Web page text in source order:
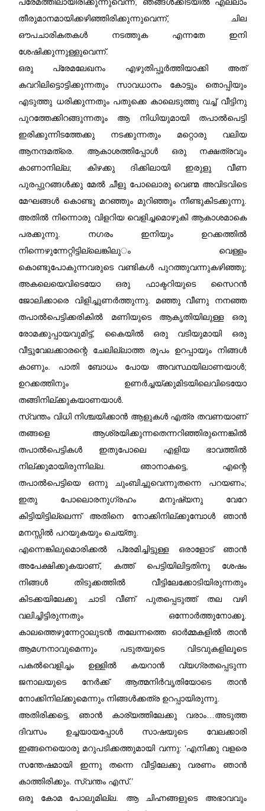
തീരുമാനമായിക്കഴിഞ്ഞിരിക്കുന്നുവെന്ന്, ചില
ഔപചാരികതകൾ നടത്തുക എന്നതേ ഇനി
ശേഷിക്കുന്നുള്ളുവെന്ന്.
ഒരു പ്രേമലേഖനം എഴുതിപ്പൂർത്തിയാക്കി അത്
കവറിലിട്ടൊട്ടിക്കുന്നതും സാവധാനം കോട്ടും തൊപ്പിയും
എടുത്തു ധരിക്കുന്നതും പതുക്കെ കാലെടുത്തു വച്ച് വീട്ടിനു
പുറത്തേക്കിറങ്ങുന്നതും ആ നിധിയുമായി തപാൽപെട്ടി
ഇരിക്കുന്നിടത്തേക്കു നടക്കുന്നതും മറ്റൊരു വലിയ
ആനന്ദമത്രെ. ആകാശത്തിപ്പോൾ ഒരു നക്ഷത്രവും
കാണാനില്ല; കിഴക്കു ദിക്കിലായി ഇരുളു വീണ
പുരപ്പുറങ്ങൾക്കു മേൽ ചീളു പോലൊരു വെണ്മ അവിടവിടെ
മേഘങ്ങൾ കൊണ്ടു മറഞ്ഞും മുറിഞ്ഞും നീണ്ടുകിടക്കുന്നു.
അതിൽ നിന്നൊരു വിളറിയ വെളിച്ചമൊഴുകി ആകാശമാകെ
പരക്കുന്നു. നഗരം ഇനിയും ഉറക്കത്തിൽ
നിന്നെഴുന്നേറ്റിട്ടില്ലെങ്കിലും വെള്ളം
കൊണ്ടുപോകുന്നവരുടെ വണ്ടികൾ പുറത്തുവന്നുകഴിഞ്ഞു;
അകലെയെവിടെയോ ഒരു ഫാക്ടറിയുടെ സൈറൻ
ജോലിക്കാരെ വിളിച്ചുണർത്തുന്നു. മഞ്ഞു വീണു നനഞ്ഞ
തപാൽപെട്ടിക്കരികിൽ മണിയുടെ ആകൃതിയിലുള്ള ഒരു
രോമക്കുപ്പായവുമിട്ട്, കൈയിൽ ഒരു വടിയുമായി ഒരു
വീട്ടുവേലക്കാരന്റെ ചേലില്ലാത്ത രൂപം ഉറപ്പായും നിങ്ങൾ
കാണും. പാതി ബോധം പോയ അവസ്ഥയിലാണയാൾ;
ഉറക്കത്തിനും ഉണർച്ചയ്ക്കുമിടയിലെവിടെയോ
തങ്ങിനില്ക്കുകയാണയാൾ.
സ്വന്തം വിധി നിശ്ചയിക്കാൻ ആളുകൾ എത്ര തവണയാണ്‌
തങ്ങളെ ആശ്രയിക്കുന്നതെന്നറിഞ്ഞിരുന്നെങ്കിൽ
തപാൽപെട്ടികൾ ഇതുപോലെ എളിയ ഭാവത്തിൽ
നില്ക്കുമായിരുന്നില്ല. ഞാനാകട്ടെ, എന്റെ
തപാൽപെട്ടിയെ ഒന്നു ചുംബിച്ചുവെന്നുതന്നെ പറയണം;
ഇതു പോലൊരനുഗ്രഹം മനുഷ്യനു വേറേ
കിട്ടിയിട്ടില്ലെന്ന് അതിനെ നോക്കിനില്ക്കുമ്പോൾ ഞാൻ
മനസ്സിൽ പറയുകയും ചെയ്തു.
എന്നെങ്കിലുമൊരിക്കൽ പ്രേമിച്ചിട്ടുള്ള ഒരാളോട് ഞാൻ
അപേക്ഷിക്കുകയാണ്‌, കത്ത് പെട്ടിയിലിട്ടതിനു ശേഷം
നിങ്ങൾ തിടുക്കത്തിൽ വീട്ടിലേക്കോടിയിരുന്നതും
കിടക്കയിലേക്കു ചാടി വീണ്‌ പുതപ്പെടുത്ത് തല വഴി
വലിച്ചിട്ടിരുന്നതും ഒന്നോർത്തുനോക്കൂ.
കാലത്തെഴുന്നേറ്റാലുടൻ തലേന്നത്തെ ഓർമ്മകളിൽ താൻ
ആമഗ്നനാവുമെന്നും പടുതയുടെ വിടവുകളിലൂടെ
പകൽവെളിച്ചം ഉള്ളിൽ കയറാൻ വ്യഗ്രതപ്പെടുന്ന
ജനാലയുടെ നേർക്ക് ആത്മനിർവൃതിയോടെ താൻ
നോക്കിനില്ക്കുമെന്നും നിങ്ങൾക്കത്ര ഉറപ്പായിരുന്നു.
അതിരിക്കട്ടെ, ഞാൻ കാര്യത്തിലേക്കു വരാം…അടുത്ത
ദിവസം ഉച്ചയായപ്പോൾ സാഷയുടെ വേലക്കാരി
ഇങ്ങനെയൊരു മറുപടിക്കത്തുമായി വന്നു: ‘എനിക്കു വളരെ
സന്തേഷമായി ഇന്നു തന്നെ വീട്ടിലേക്കു വരണം ഞാൻ
കാത്തിരിക്കും. സ്വന്തം എസ്.’
ഒരു കോമ പോലുമില്ല. ആ ചിഹ്നങ്ങളുടെ അഭാവവും